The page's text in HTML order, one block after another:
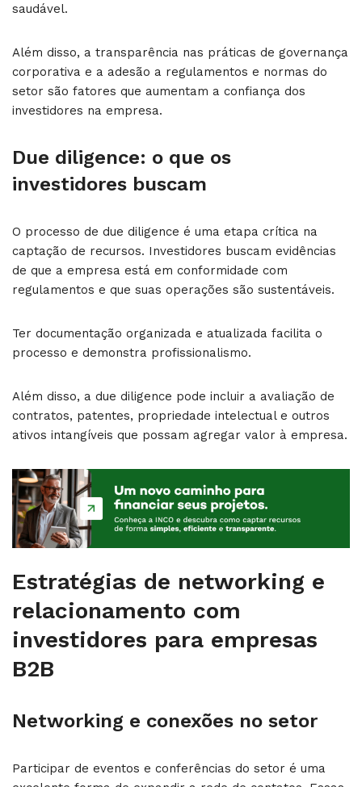
saudável.
Além disso, a transparência nas práticas de governança
corporativa e a adesão a regulamentos e normas do
setor são fatores que aumentam a confiança dos
investidores na empresa.
Due diligence: o que os
investidores buscam
O processo de due diligence é uma etapa crítica na
captação de recursos. Investidores buscam evidências
de que a empresa está em conformidade com
regulamentos e que suas operações são sustentáveis.
Ter documentação organizada e atualizada facilita o
processo e demonstra profissionalismo.
Além disso, a due diligence pode incluir a avaliação de
contratos, patentes, propriedade intelectual e outros
ativos intangíveis que possam agregar valor à empresa.
Estratégias de networking e
relacionamento com
investidores para empresas
B2B
Networking e conexões no setor
Participar de eventos e conferências do setor é uma